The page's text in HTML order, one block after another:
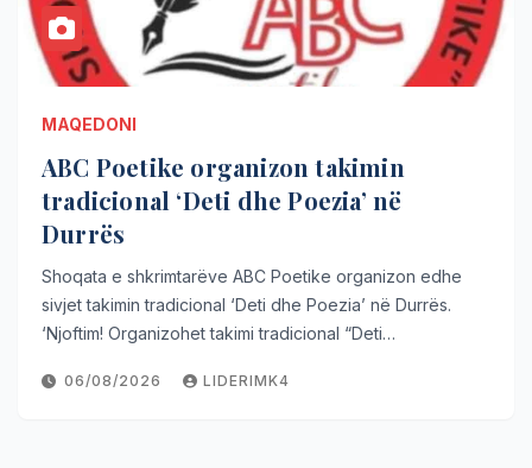
MAQEDONI
ABC Poetike organizon takimin
tradicional ‘Deti dhe Poezia’ në
Durrës
Shoqata e shkrimtarëve ABC Poetike organizon edhe
sivjet takimin tradicional ‘Deti dhe Poezia’ në Durrës.
‘Njoftim! Organizohet takimi tradicional “Deti…
06/08/2026 LIDERIMK4